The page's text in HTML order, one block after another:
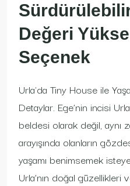
Sürdürülebilir
Değeri
Seçenek
Urla'da Tiny House ile
Detaylar. Ege’nin incisi
beldesi olarak değil, aynı
arayışında olanların
yaşamı benimsemek
Urla’nın doğal güzellikleri